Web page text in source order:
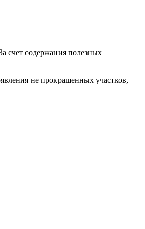
счет содержания полезных
не прокрашенных участков,